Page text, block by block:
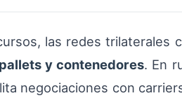
las redes trilaterales
y contenedores. En
negociaciones con